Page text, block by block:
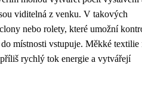
viditelná z venku. V takových
nebo rolety, které umožní
místnosti vstupuje. Měkké textilie
rychlý tok energie a vytvářejí